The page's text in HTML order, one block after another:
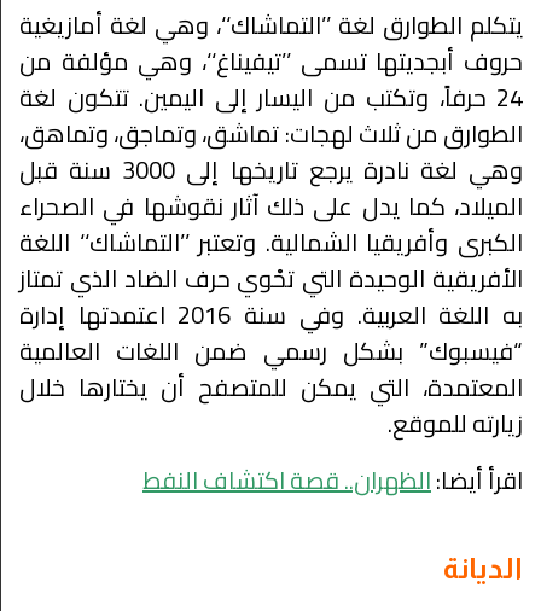
يتكلم الطوارق لغة ’’التماشاك‘‘، وهي لغة أمازيغية
حروف أبجديتها تسمى ’’تيفيناغ‘‘، وهي مؤلفة من
24 حرفاً، وتكتب من اليسار إلى اليمين. تتكون لغة
الطوارق من ثلاث لهجات: تماشق، وتماجق، وتماهق،
وهي لغة نادرة يرجع تاريخها إلى 3000 سنة قبل
الميلاد، كما يدل على ذلك آثار نقوشها في الصحراء
الكبرى وأفريقيا الشمالية. وتعتبر ’’التماشاك‘‘ اللغة
الأفريقية الوحيدة التي تحْوي حرف الضاد الذي تمتاز
به اللغة العربية. وفي سنة 2016 اعتمدتها إدارة
“فيسبوك” بشكل رسمي ضمن اللغات العالمية
المعتمدة، التي يمكن للمتصفح أن يختارها خلال
زيارته للموقع.
اقرأ أيضا:الظهران.. قصة اكتشاف النفط
الديانة